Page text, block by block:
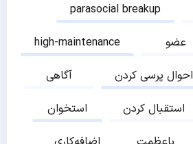
parasocial breakup
high-maintenance
عضو
آگاهی
احوال پرسی کردن
استخوان
استقبال کردن